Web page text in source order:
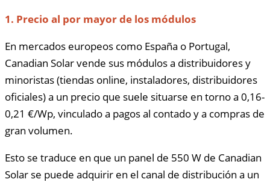
1. Precio al por mayor de los módulos
En mercados europeos como España o Portugal,
Canadian Solar vende sus módulos a distribuidores y
minoristas (tiendas online, instaladores, distribuidores
oficiales) a un precio que suele situarse en torno a 0,16-
0,21 €/Wp, vinculado a pagos al contado y a compras de
gran volumen.
Esto se traduce en que un panel de 550 W de Canadian
Solar se puede adquirir en el canal de distribución a un